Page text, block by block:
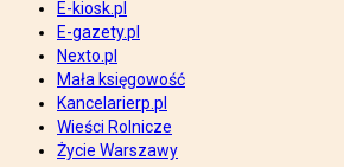
E-kiosk.pl
E-gazety.pl
Nexto.pl
Mała księgowość
Kancelarierp.pl
Wieści Rolnicze
Życie Warszawy